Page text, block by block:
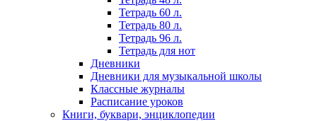
Тетрадь 60 л.
Тетрадь 80 л.
Тетрадь 96 л.
Тетрадь для нот
Дневники
Дневники для музыкальной школы
Классные журналы
Расписание уроков
Книги, буквари, энциклопедии